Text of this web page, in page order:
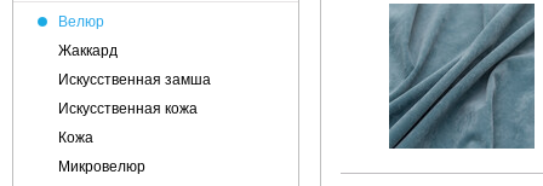
Велюр
Жаккард
Искусственная замша
Искусственная кожа
Кожа
Микровелюр